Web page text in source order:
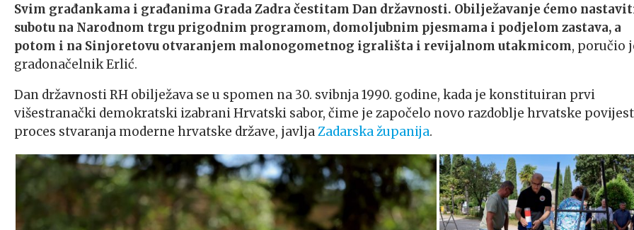
Svim građankama i građanima Grada Zadra čestitam Dan državnosti. Obilježavanje ćemo
subotu na Narodnom trgu prigodnim programom, domoljubnim pjesmama i podjelom zastava, a
potom i na Sinjoretovu otvaranjem malonogometnog igrališta i revijalnom utakmicom, poručio
gradonačelnik Erlić.
Dan državnosti RH obilježava se u spomen na 30. svibnja 1990. godine, kada je konstituiran prvi
višestranački demokratski izabrani Hrvatski sabor, čime je započelo novo razdoblje hrvatske
proces stvaranja moderne hrvatske države, javljaZadarska županija.